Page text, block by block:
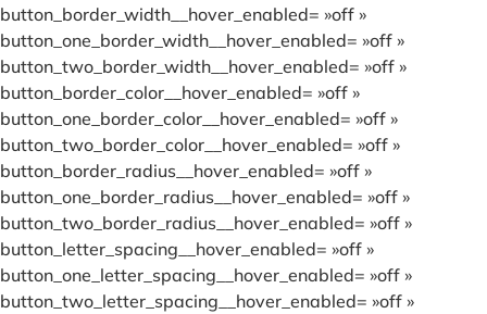
button_border_width__hover_enabled= »off »
button_one_border_width__hover_enabled= »off »
button_two_border_width__hover_enabled= »off »
button_border_color__hover_enabled= »off »
button_one_border_color__hover_enabled= »off »
button_two_border_color__hover_enabled= »off »
button_border_radius__hover_enabled= »off »
button_one_border_radius__hover_enabled= »off »
button_two_border_radius__hover_enabled= »off »
button_letter_spacing__hover_enabled= »off »
button_one_letter_spacing__hover_enabled= »off »
button_two_letter_spacing__hover_enabled= »off »